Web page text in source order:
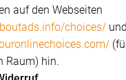
auf den Webseiten
choices/ und
Raum) hin.